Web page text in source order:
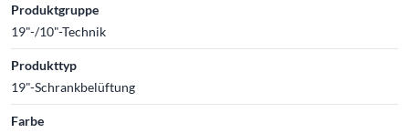
Produktgruppe
19"-/10"-Technik
Produkttyp
19"-Schrankbelüftung
Farbe